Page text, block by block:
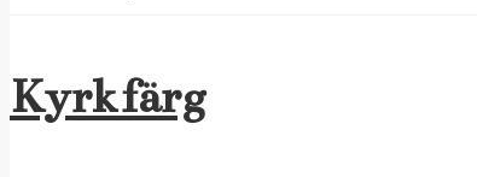
Kyrkfärg